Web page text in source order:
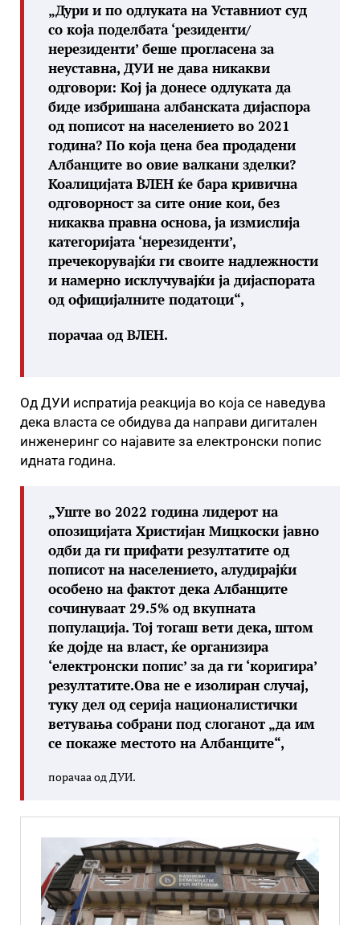
„Дури и по одлуката на Уставниот суд
со која поделбата ‘резиденти/
нерезиденти’ беше прогласена за
неуставна, ДУИ не дава никакви
одговори: Кој ја донесе одлуката да
биде избришана албанската дијаспора
од пописот на населението во 2021
година? По која цена беа продадени
Албанците во овие валкани зделки?
Коалицијата ВЛЕН ќе бара кривична
одговорност за сите оние кои, без
никаква правна основа, ја измислија
категоријата ‘нерезиденти’,
пречекорувајќи ги своите надлежности
и намерно исклучувајќи ја дијаспората
од официјалните податоци“,
порачаа од ВЛЕН.
Од ДУИ испратија реакција во која се наведува
дека власта се обидува да направи дигитален
инженеринг со најавите за електронски попис
идната година.
„Уште во 2022 година лидерот на
опозицијата Христијан Мицкоски јавно
одби да ги прифати резултатите од
пописот на населението, алудирајќи
особено на фактот дека Албанците
сочинуваат 29.5% од вкупната
популација. Тој тогаш вети дека, штом
ќе дојде на власт, ќе организира
‘електронски попис’ за да ги ‘коригира’
резултатите.Ова не е изолиран случај,
туку дел од серија националистички
ветувања собрани под слоганот „да им
се покаже местото на Албанците“,
порачаа од ДУИ.